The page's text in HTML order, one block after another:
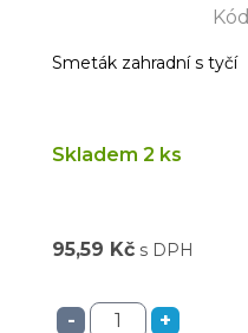
Kód
Smeták zahradní s tyčí
Skladem 2 ks
95,59 Kč s DPH
- +